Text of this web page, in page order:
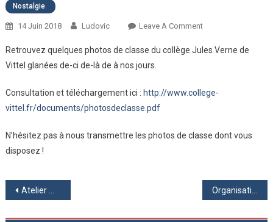
Nostalgie
14 Juin 2018 Ludovic Leave A CommentOn
De
1969
Jours
Retrouvez quelques photos de classe du collège Jules Verne de
Vittel glanées de-ci de-là de à nos jours.
Consultation et téléchargement ici : http://www.college-
vittel.fr/documents/photosdeclasse.pdf
N’hésitez pas à nous transmettre les photos de classe dont vous
disposez !
Navigation
de
Atelier Webradio « S’Cool Radio »